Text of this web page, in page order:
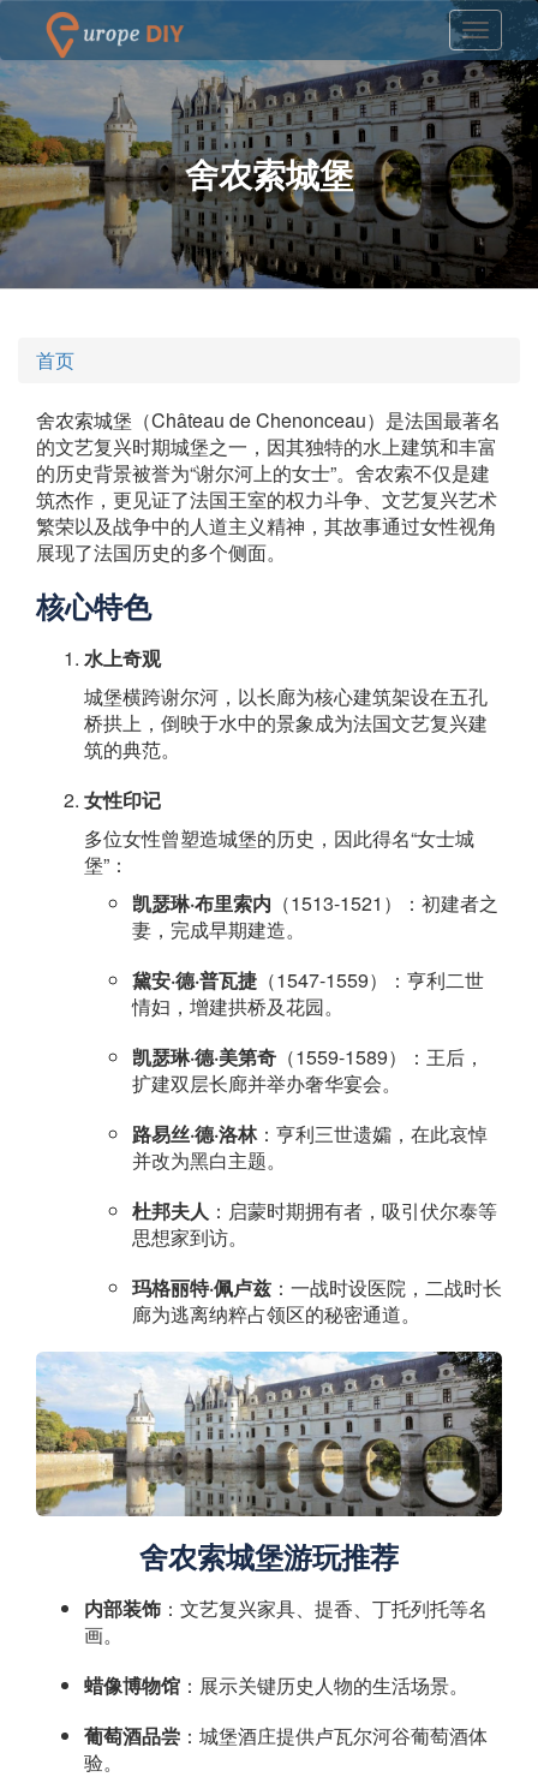
舍农索城堡
首页
舍农索城堡（Château de Chenonceau）是法国最著名
的文艺复兴时期城堡之一，因其独特的水上建筑和丰富
的历史背景被誉为“谢尔河上的女士”。舍农索不仅是建
筑杰作，更见证了法国王室的权力斗争、文艺复兴艺术
繁荣以及战争中的人道主义精神，其故事通过女性视角
展现了法国历史的多个侧面。
核心特色
水上奇观
城堡横跨谢尔河，以长廊为核心建筑架设在五孔
桥拱上，倒映于水中的景象成为法国文艺复兴建
筑的典范。
女性印记
多位女性曾塑造城堡的历史，因此得名“女士城
堡”：
凯瑟琳·布里索内 （1513-1521）：初建者之
妻，完成早期建造。
黛安·德·普瓦捷 （1547-1559）：亨利二世
情妇，增建拱桥及花园。
凯瑟琳·德·美第奇 （1559-1589）：王后，
扩建双层长廊并举办奢华宴会。
路易丝·德·洛林：亨利三世遗孀，在此哀悼
并改为黑白主题。
杜邦夫人 ：启蒙时期拥有者，吸引伏尔泰等
思想家到访。
玛格丽特·佩卢兹 ：一战时设医院，二战时长
廊为逃离纳粹占领区的秘密通道。
舍农索城堡游玩推荐
内部装饰 ：文艺复兴家具、提香、丁托列托等名
画。
蜡像博物馆 ：展示关键历史人物的生活场景。
葡萄酒品尝 ：城堡酒庄提供卢瓦尔河谷葡萄酒体
验。